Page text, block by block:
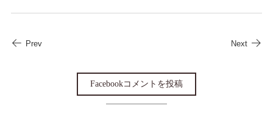
Prev Next
Facebookコメントを投稿